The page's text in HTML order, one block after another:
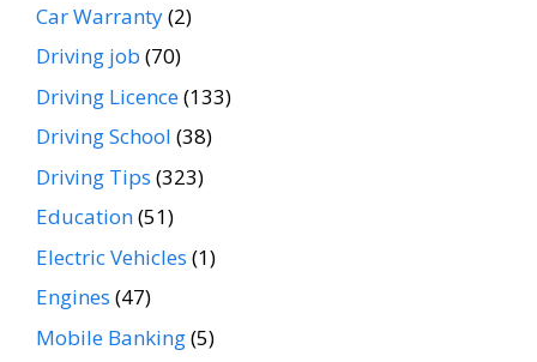
Car Warranty(2)
Driving job (70)
Driving Licence(133)
Driving School (38)
Driving Tips (323)
Education(51)
Electric Vehicles (1)
Engines (47)
Mobile Banking(5)